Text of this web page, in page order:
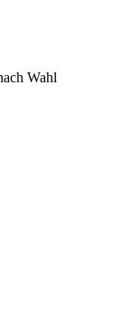
Wahl